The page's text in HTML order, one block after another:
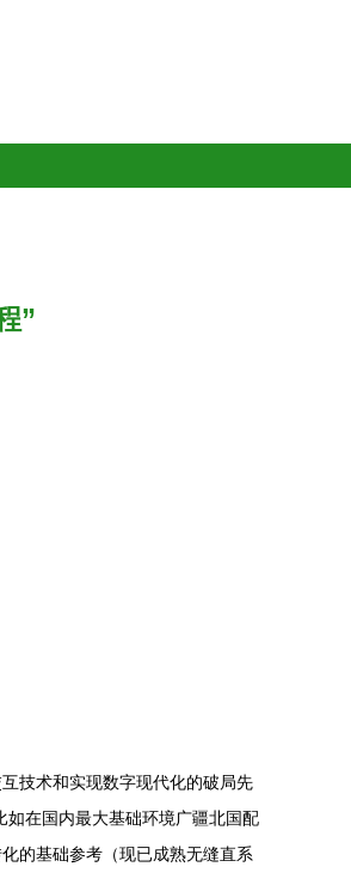
”
技术和实现数字现代化的破局先
在国内最大基础环境广疆北国配
的基础参考（现已成熟无缝直系